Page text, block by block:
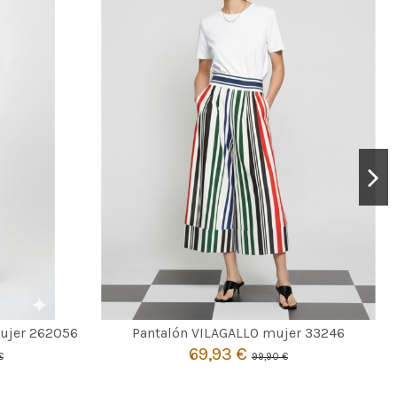
262056 Pantalón VILAGALLO mujer 33246
69,93 €99,90 €
MULTICOLOR
42
 Añadir al carrito